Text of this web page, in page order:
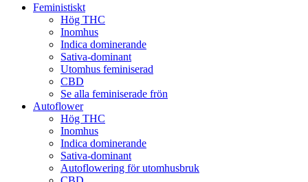
Feministiskt
Hög THC
Inomhus
Indica dominerande
Sativa-dominant
Utomhus feminiserad
CBD
Se alla feminiserade frön
Autoflower
Hög THC
Inomhus
Indica dominerande
Sativa-dominant
Autoflowering för utomhusbruk